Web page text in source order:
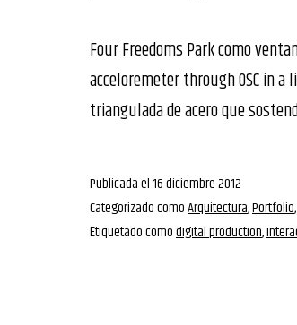
Four Freedoms Park como
acceloremeter through OSC in
triangulada de acero que
Publicada el16 diciembre 2012
Categorizado comoArquitectura,Portfolio,
Etiquetado comodigital production,